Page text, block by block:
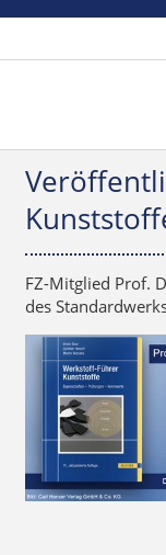
FZ-Mitglied Prof.
des